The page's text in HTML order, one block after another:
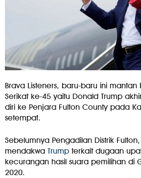
Brava Listeners, baru-baru ini mantan
Serikat ke-45 yaitu Donald Trump
diri ke Penjara Fulton County pada
setempat.
Sebelumnya Pengadilan Distrik
mendakwa Trump terkait dugaan
kecurangan hasil suara pemilihan di
2020.